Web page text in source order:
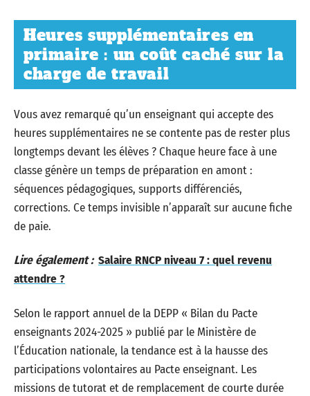
Heures supplémentaires en
primaire : un coût caché sur la
charge de travail
Vous avez remarqué qu’un enseignant qui accepte des
heures supplémentaires ne se contente pas de rester plus
longtemps devant les élèves ? Chaque heure face à une
classe génère un temps de préparation en amont :
séquences pédagogiques, supports différenciés,
corrections. Ce temps invisible n’apparaît sur aucune fiche
de paie.
Lire également : Salaire RNCP niveau 7 : quel revenu
attendre ?
Selon le rapport annuel de la DEPP « Bilan du Pacte
enseignants 2024-2025 » publié par le Ministère de
l’Éducation nationale, la tendance est à la hausse des
participations volontaires au Pacte enseignant. Les
missions de tutorat et de remplacement de courte durée